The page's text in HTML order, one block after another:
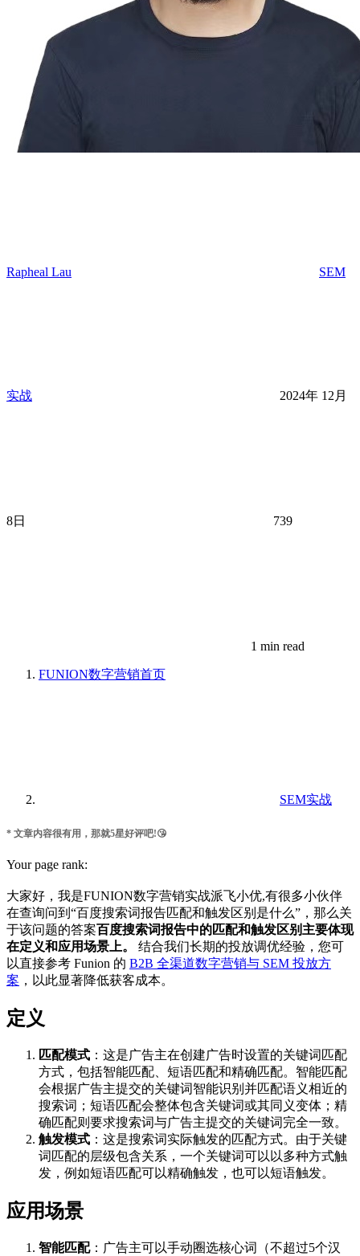
Rapheal Lau SEM
实战 2024年 12月
8日 739
1 min read
FUNION数字营销首页
SEM实战
* 文章内容很有用，那就5星好评吧!😘
Your page rank:
大家好，我是FUNION数字营销实战派飞小优,有很多小伙伴
在查询问到“百度搜索词报告匹配和触发区别是什么”，那么关
于该问题的答案百度搜索词报告中的匹配和触发区别主要体现
在定义和应用场景上。
‌ 结合我们长期的投放调优经验，您可
以直接参考 Funion 的 B2B 全渠道数字营销与 SEM 投放方
案 ，以此显著降低获客成本。
定义
匹配模式 ‌：这是广告主在创建广告时设置的关键词匹配
方式，包括智能匹配、短语匹配和精确匹配。智能匹配
会根据广告主提交的关键词智能识别并匹配语义相近的
搜索词；短语匹配会整体包含关键词或其同义变体；精
确匹配则要求搜索词与广告主提交的关键词完全一致‌。
触发模式 ‌：这是搜索词实际触发的匹配方式。由于关键
词匹配的层级包含关系，一个关键词可以以多种方式触
发，例如短语匹配可以精确触发，也可以短语触发‌。
应用场景
智能匹配‌：广告主可以手动圈选核心词（不超过5个汉